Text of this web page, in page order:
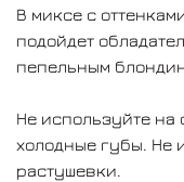
В миксе с
подойдет
пепельным
Не используйте на
холодные губы. Не
растушевки.